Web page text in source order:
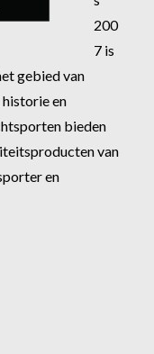
200
7 is
gebied van
en
bieden
van
en